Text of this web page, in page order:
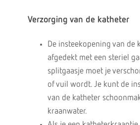
Verzorging van de katheter
De insteekopening van de
afgedekt met een steriel
splitgaasje moet je
of vuil wordt. Je kunt de
van de katheter
kraanwater.